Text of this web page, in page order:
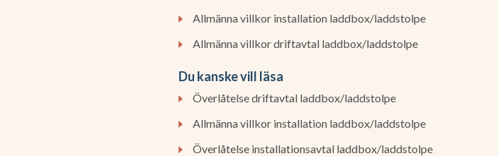
Allmänna villkor installation laddbox/laddstolpe
Allmänna villkor driftavtal laddbox/laddstolpe
Du kanske vill läsa
Överlåtelse driftavtal laddbox/laddstolpe
Allmänna villkor installation laddbox/laddstolpe
Överlåtelse installationsavtal laddbox/laddstolpe